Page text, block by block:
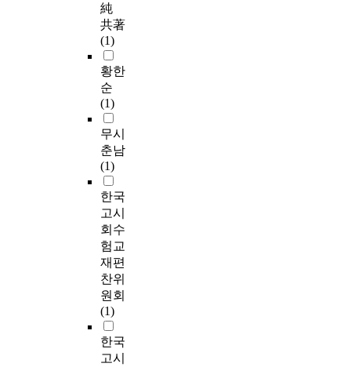
純
共著
(1)
황한
순
(1)
무시
춘남
(1)
한국
고시
회수
험교
재편
찬위
원회
(1)
한국
고시